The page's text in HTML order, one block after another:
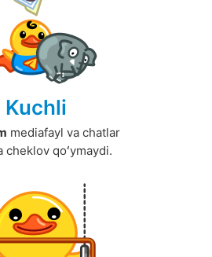
Kuchli
mediafayl va chatlar
cheklov qoʻymaydi.